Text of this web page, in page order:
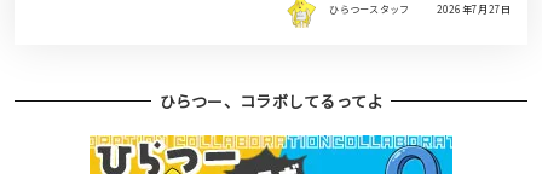
ひらつースタッフ 2026年7月27日
ひらつー、コラボしてるってよ